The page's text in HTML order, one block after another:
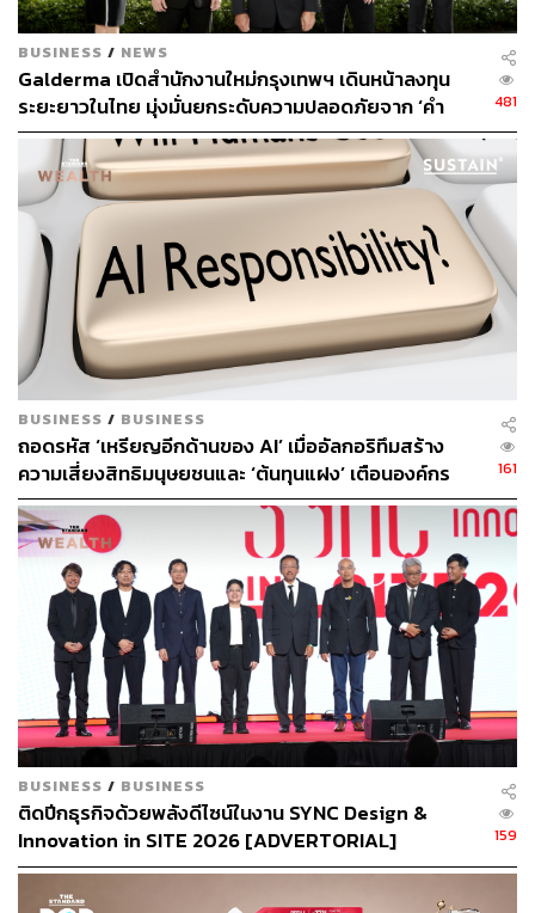
นอกจากนั้น ควรสนับสนุนให้มีระบบเกษตรกรรมยั่งยืนที่
คำนึงถึงคุณภาพชีวิตของเกษตรกร ความปลอดภัยของผู้
บริโภค การเพิ่มผลิตภาพของภาคเกษตร ความสมดุลของ
ระบบนิเวศ ความมั่นคงของฐานทรัพยากร และความหลาก
หลายทางชีวภาพ รวมทั้งการเตรียมความพร้อมเพื่อรับมือกับ
ผลกระทบจากการเปลี่ยนแปลงสภาพภูมิอากาศ ภัยพิบัติ และ
ความผันผวนของราคาสินค้าเกษตร
จุดแข็งของไทย
ไทยมีอาหารที่เพียงพอและเกินความต้องการการบริโภค
ภายในประเทศและเป็นผู้ส่งออกอาหารที่สำคัญของโลกซึ่ง
เป็นปัจจัยพื้นฐานหลัก ตั้งแต่ ข้าว ผัก-ผลไม้ สัตว์เลี้ยงเพื่อ
อาหาร
ภูมิประเทศ เพราะเป็นพื้นที่ราบลุ่มเป็นส่วนใหญ่แม่น้ำ
มีปริมาณน้ำฝนที่ดี นอกจากนั้น ยังมีความหลากหลาย
ของผลผลิตจากสภาพภูมิประเทศที่มีความอุดมสมบูรณ์
และมีความหลากหลายทางชีวภาพของพืชผลและสัตว์
(Bio-diversity) สูง จึงสามารถปรับตัวและผลิตสินค้า
ทดแทนได้ดีกว่าประเทศที่ผลิตพืชผลหลักเพียงไม่กี่ชนิด
โครงสร้างพื้นฐานทางการเกษตร เช่น ระบบ
ชลประทาน และมีศักยภาพความมั่นคงในการเป็นผู้
ผลิตอุปทาน (Supply Stability) ที่เป็นปัจจัยสนับสนุนให้
ไทยเป็นครัวของโลกจากการสำรองสินค้าเกษตรได้ใน
ระดับที่มั่นคง ยามเกิดความเสี่ยงภาวะขาดแคลน
อาหารอย่างเฉียบพลัน
คลังอาหารให้เพื่อนบ้าน ด้วยพื้นที่ตรงกลางเชื่อมต่อกับ
BUSINESS / NEWS
Galderma เปิดสำนักงานใหม่กรุงเทพฯ เดินหน้าลงทุน
ระยะยาวในไทย มุ่งมั่นยกระดับความปลอดภัยจาก ‘คำ
สัญญา’ ให้กลายเป็น ‘มาตรฐานที่ผู้บริโภคตรวจสอบได้’
[ADVERTORIAL]
481
BUSINESS / BUSINESS
ถอดรหัส ‘เหรียญอีกด้านของ AI’ เมื่ออัลกอริทึมสร้าง
ความเสี่ยงสิทธิมนุษยชนและ ‘ต้นทุนแฝง’ เตือนองค์กร
ระวังกับดักอคติเชิงระบบ ก่อนกระทบมูลค่าแบรนด์ระยะ
ยาว
161
BUSINESS / BUSINESS
ติดปีกธุรกิจด้วยพลังดีไซน์ในงาน SYNC Design &
Innovation in SITE 2026 [ADVERTORIAL]
159